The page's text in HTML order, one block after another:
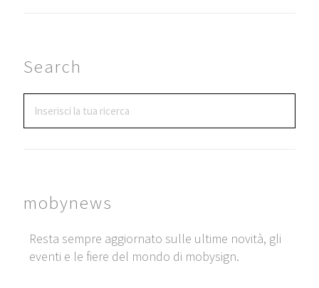
Search
mobynews
Resta sempre aggiornato sulle ultime novità, gli
eventi e le fiere del mondo di mobysign.